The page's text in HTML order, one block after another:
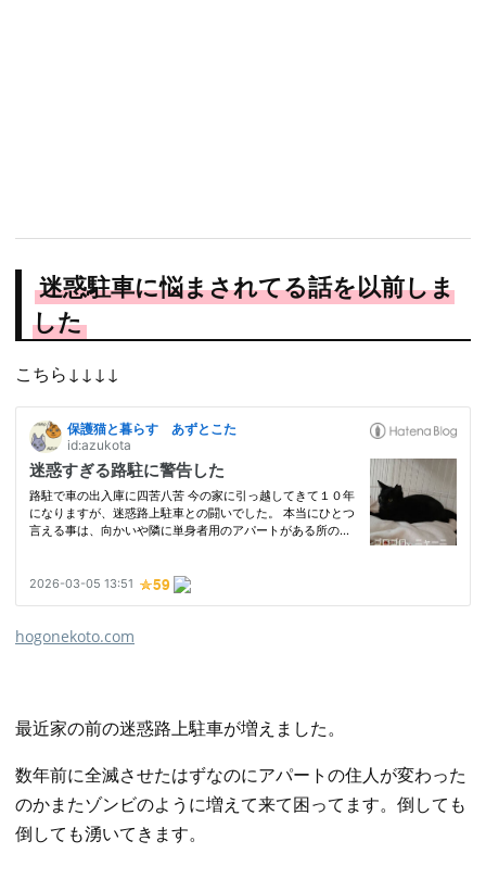
迷惑駐車に悩まされてる話を以前しま
した
こちら↓↓↓↓
hogonekoto.com
最近家の前の迷惑路上駐車が増えました。
数年前に全滅させたはずなのにアパートの住人が変わった
のかまたゾンビのように増えて来て困ってます。倒しても
倒しても湧いてきます。